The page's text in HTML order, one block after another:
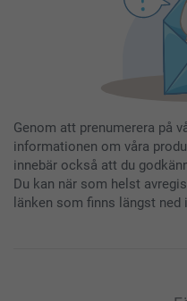
Genom att prenumerera på
informationen om våra
innebär också att du
Du kan när som helst
länken som finns längst ned